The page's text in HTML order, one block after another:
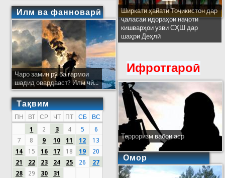
Илм ва фанноварӣ
Чаро замин рӯ ба гармои
шадид овардааст? Илм чӣ...
Тақвим
ПН ВТ СР ЧТ ПТ СБ
ВС
1
2 3 4 5
6
7
8 9 10 11 12
13
14
15 16 17 18 19
20
21
22 23 24 25 26
27
28
29 30 31
Ширкати ҳайати Тоҷикистон дар
ҷаласаи идораҳои наҷоти
кишварҳои узви СҲШ дар
шаҳри Деҳлӣ
Ифротгароӣ
Терроризм вабои аср
Омор